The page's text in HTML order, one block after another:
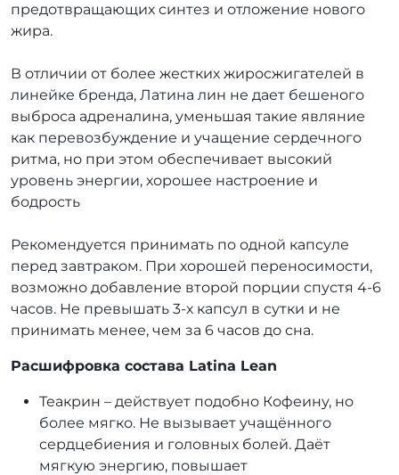
предотвращающих синтез и отложение нового
жира.
В отличии от более жестких жиросжигателей в
линейке бренда, Латина лин не дает бешеного
выброса адреналина, уменьшая такие являние
как перевозбуждение и учащение сердечного
ритма, но при этом обеспечивает высокий
уровень энергии, хорошее настроение и
бодрость
Рекомендуется принимать по одной капсуле
перед завтраком. При хорошей переносимости,
возможно добавление второй порции спустя 4-6
часов. Не превышать 3-х капсул в сутки и не
принимать менее, чем за 6 часов до сна.
Расшифровка состава Latina Lean
Теакрин – действует подобно Кофеину, но
более мягко. Не вызывает учащённого
сердцебиения и головных болей. Даёт
мягкую энергию, повышает